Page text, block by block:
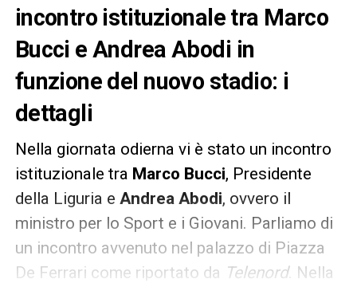
incontro istituzionale tra Marco
Bucci e Andrea Abodi in
funzione del nuovo stadio: i
dettagli
Nella giornata odierna vi è stato un incontro
istituzionale tra Marco Bucci, Presidente
della Liguria e Andrea Abodi, ovvero il
ministro per lo Sport e i Giovani. Parliamo di
un incontro avvenuto nel palazzo di Piazza
De Ferrari come riportato da Telenord. Nella